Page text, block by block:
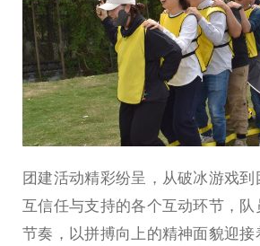
团建活动精彩纷呈，从破冰游戏
互信任与支持的各个互动环节，
节奏，以拼搏向上的精神面貌迎